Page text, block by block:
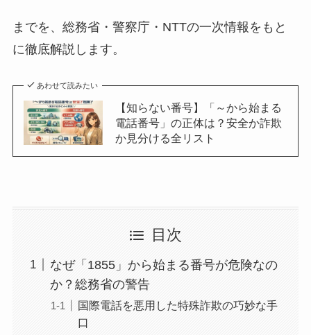
までを、総務省・警察庁・NTTの一次情報をもと
に徹底解説します。
あわせて読みたい
【知らない番号】「～から始まる
電話番号」の正体は？安全か詐欺
か見分ける全リスト
目次
なぜ「1855」から始まる番号が危険なの
か？総務省の警告
国際電話を悪用した特殊詐欺の巧妙な手
口